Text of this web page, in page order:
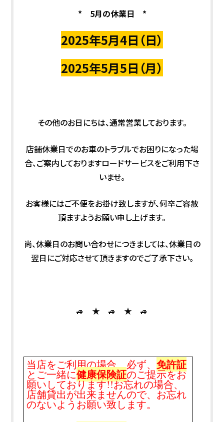
* 5月の休業日 *
2025年5月4日（日）
2025年5月5日（月）
その他のお日にちは、通常営業しております。
店舗休業日でのお車のトラブルでお困りになった場
合、ご案内しておりますロードサービスをご利用下さ
いませ。
お客様にはご不便をお掛け致しますが、何卒ご容赦
頂ますようお願い申し上げます。
尚、休業日のお問い合わせにつきましては、休業日の
翌日にご対応させて頂きますのでご了承下さい。
🚙 ★ 🚙 ★ 🚙
当店をご利用の場合、必ず、免許証
とご一緒に健康保険証のご提示をお
願いしております!!お忘れの場合、
店舗貸出が出来ませんので、お忘れ
のないようお願い致します。